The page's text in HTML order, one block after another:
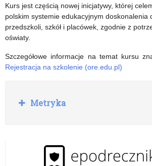
Kurs jest częścią nowej inicjatywy, której
polskim systemie edukacyjnym doskonalenia
przedszkoli, szkół i placówek, zgodnie z
oświaty.
Szczegółowe informacje na temat kursu
Rejestracja na szkolenie (ore.edu.pl)
w
dostosowaniu
branżowego
wymagań
zakresu
kształcenia
dla
R
o
Metryka